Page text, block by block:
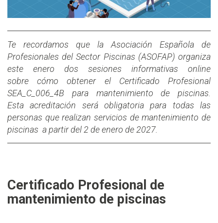
Te recordamos que la Asociación Española de
Profesionales del Sector Piscinas (ASOFAP) organiza
este enero dos sesiones informativas online
sobre cómo obtener el Certificado Profesional
SEA_C_006_4B para mantenimiento de piscinas.
Esta acreditación será obligatoria para todas las
personas que realizan servicios de mantenimiento de
piscinas a partir del 2 de enero de 2027.
Certificado Profesional de
mantenimiento de piscinas